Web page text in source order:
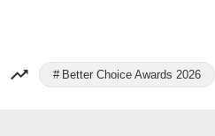
Better Choice Awards 2026